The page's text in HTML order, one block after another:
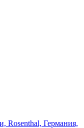
Rosenthal, Германия,